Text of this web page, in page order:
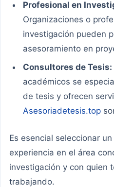
Profesional en
Organizaciones o
investigación pueden
asesoramiento en
Consultores de Tesis:
académicos se
de tesis y ofrecen
Asesoriadetesis.top
Es esencial seleccionar
experiencia en el área
investigación y con quien
trabajando.